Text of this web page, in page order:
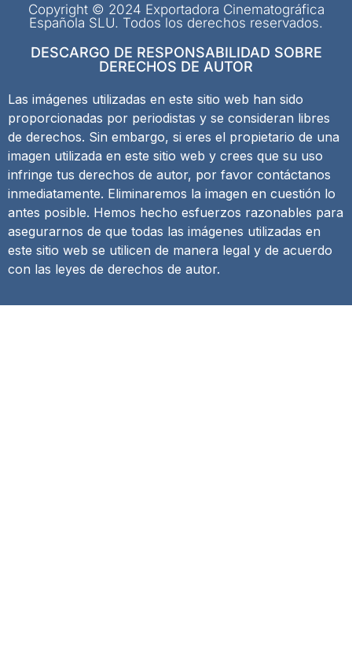
Copyright © 2024 Exportadora Cinematográfica
Española SLU. Todos los derechos reservados.
DESCARGO DE RESPONSABILIDAD SOBRE
DERECHOS DE AUTOR
Las imágenes utilizadas en este sitio web han sido
proporcionadas por periodistas y se consideran libres
de derechos. Sin embargo, si eres el propietario de una
imagen utilizada en este sitio web y crees que su uso
infringe tus derechos de autor, por favor contáctanos
inmediatamente. Eliminaremos la imagen en cuestión lo
antes posible. Hemos hecho esfuerzos razonables para
asegurarnos de que todas las imágenes utilizadas en
este sitio web se utilicen de manera legal y de acuerdo
con las leyes de derechos de autor.